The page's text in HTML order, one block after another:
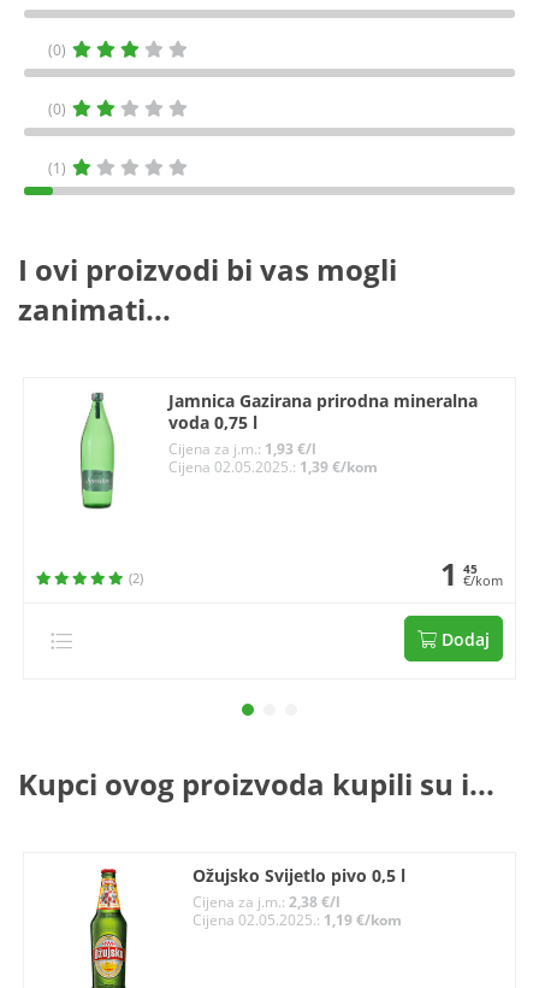
(0)
(0)
(1)
I ovi proizvodi bi vas mogli
zanimati...
Jamnica Gazirana prirodna mineralna
voda 0,75 l
Cijena za j.m.: 1,93 €/l
Cijena 02.05.2025.: 1,39 €/kom
(2) 1 45
€/kom
Dodaj
Kupci ovog proizvoda kupili su i...
Ožujsko Svijetlo pivo 0,5 l
Cijena za j.m.:2,38 €/l
Cijena 02.05.2025.: 1,19 €/kom